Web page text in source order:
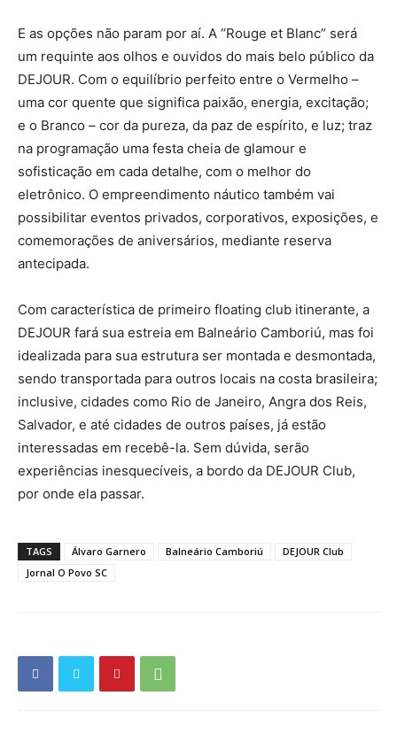
E as opções não param por aí. A “Rouge et Blanc” será
um requinte aos olhos e ouvidos do mais belo público da
DEJOUR. Com o equilíbrio perfeito entre o Vermelho –
uma cor quente que significa paixão, energia, excitação;
e o Branco – cor da pureza, da paz de espírito, e luz; traz
na programação uma festa cheia de glamour e
sofisticação em cada detalhe, com o melhor do
eletrônico. O empreendimento náutico também vai
possibilitar eventos privados, corporativos, exposições, e
comemorações de aniversários, mediante reserva
antecipada.
Com característica de primeiro floating club itinerante, a
DEJOUR fará sua estreia em Balneário Camboriú, mas foi
idealizada para sua estrutura ser montada e desmontada,
sendo transportada para outros locais na costa brasileira;
inclusive, cidades como Rio de Janeiro, Angra dos Reis,
Salvador, e até cidades de outros países, já estão
interessadas em recebê-la. Sem dúvida, serão
experiências inesquecíveis, a bordo da DEJOUR Club,
por onde ela passar.
TAGS Álvaro Garnero Balneário Camboriú
DEJOUR Club
Jornal O Povo SC